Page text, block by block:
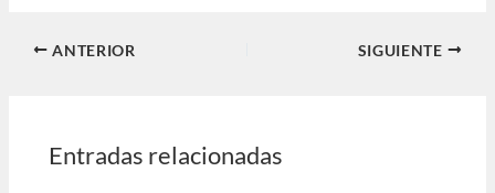
ANTERIOR SIGUIENTE
Entradas relacionadas